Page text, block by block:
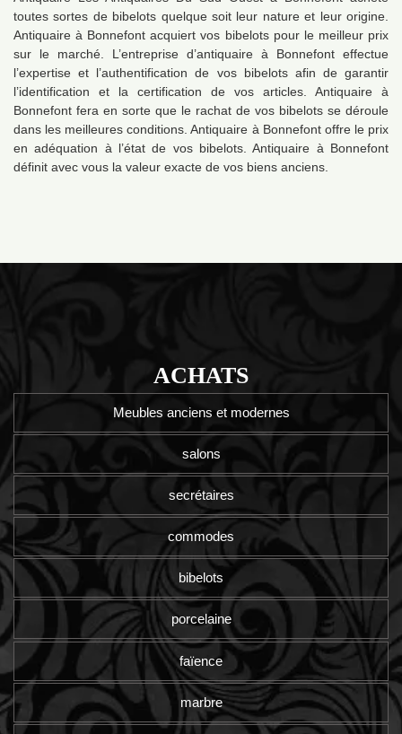
toutes sortes de bibelots quelque soit leur nature et leur origine.
Antiquaire à Bonnefont acquiert vos bibelots pour le meilleur prix
sur le marché. L’entreprise d’antiquaire à Bonnefont effectue
l’expertise et l’authentification de vos bibelots afin de garantir
l’identification et la certification de vos articles. Antiquaire à
Bonnefont fera en sorte que le rachat de vos bibelots se déroule
dans les meilleures conditions. Antiquaire à Bonnefont offre le prix
en adéquation à l’état de vos bibelots. Antiquaire à Bonnefont
définit avec vous la valeur exacte de vos biens anciens.
ACHATS
Meubles anciens et modernes
salons
secrétaires
commodes
bibelots
porcelaine
faïence
marbre